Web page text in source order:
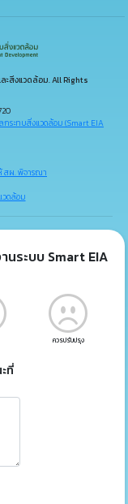
ะสิ่งแวดล้อม. All Rights
ระทบสิ่งแวดล้อม (Smart EIA
สผ. พิจารณา
วดล้อม
นระบบ Smart EIA
ควรปรับปรุง
ที่